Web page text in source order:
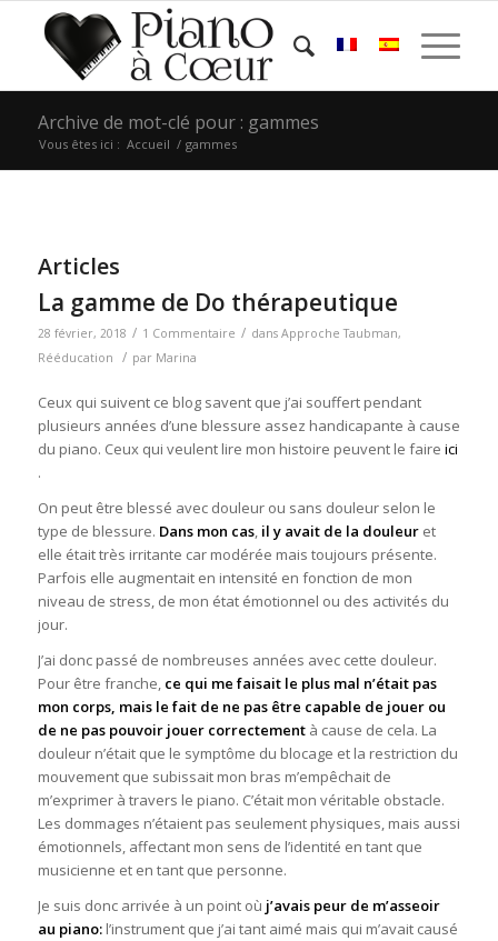
Archive de mot-clé pour : gammes
Vous êtes ici : Accueil / gammes
Articles
La gamme de Do thérapeutique
28 février, 2018 / 1 Commentaire / dans Approche Taubman,
Rééducation
/ par Marina
Ceux qui suivent ce blog savent que j’ai souffert pendant
plusieurs années d’une blessure assez handicapante à cause
du piano. Ceux qui veulent lire mon histoire peuvent le faire ici
.
On peut être blessé avec douleur ou sans douleur selon le
type de blessure. Dans mon cas, il y avaitde la douleuret
elle était très irritante car modérée mais toujours présente.
Parfois elle augmentait en intensité en fonction de mon
niveau de stress, de mon état émotionnel ou des activités du
jour.
J’ai donc passé de nombreuses années avec cette douleur.
Pour être franche, ce qui me faisait le plus mal n’était pas
mon corps, mais le fait de ne pas être capable de jouer ou
de ne pas pouvoir jouer correctementà cause de cela. La
douleur n’était que le symptôme du blocage et la restriction du
mouvement que subissait mon bras m’empêchait de
m’exprimer à travers le piano. C’était mon véritable obstacle.
Les dommages n’étaient pas seulement physiques, mais aussi
émotionnels, affectant mon sens de l’identité en tant que
musicienne et en tant que personne.
Je suis donc arrivée à un point où j’avais peur de m’asseoir
au piano:l’instrument que j’ai tant aimé mais qui m’avait causé